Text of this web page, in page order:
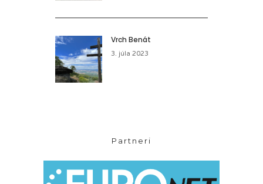
Vrch Benát
3. júla 2023
Partneri